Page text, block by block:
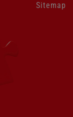
Sitemap